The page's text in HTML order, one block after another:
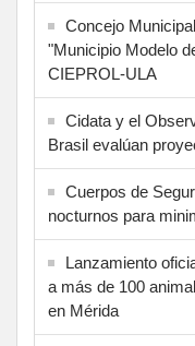
Concejo
"Municipio Modelo
CIEPROL-ULA
Cidata y el
Brasil evalúan
Cuerpos de
nocturnos para
Lanzamiento
a más de 100
en Mérida